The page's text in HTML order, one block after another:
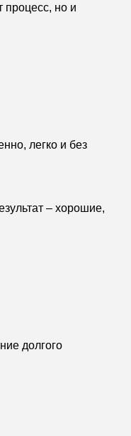
процесс, но и
легко и без
– хорошие,
долгого